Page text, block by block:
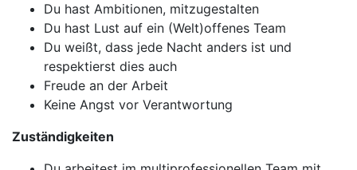
Du hast Ambitionen, mitzugestalten
Du hast Lust auf ein (Welt)offenes Team
Du weißt, dass jede Nacht anders ist und
respektierst dies auch
Freude an der Arbeit
Keine Angst vor Verantwortung
Zuständigkeiten